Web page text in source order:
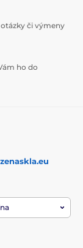
či výmeny
ho do